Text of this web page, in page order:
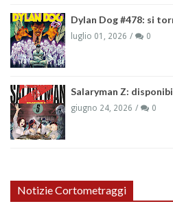
Dylan Dog #478: si
luglio 01, 2026 0
Salaryman Z:
giugno 24, 2026 0
Notizie Cortometraggi